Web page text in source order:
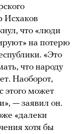
Исхаков
что «люди
на потерю
«Это
что народу
Наоборот,
этого может
— заявил он.
«далеки
хотя бы